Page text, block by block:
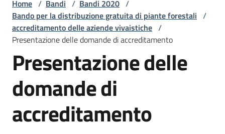
Novità
Atti
Home / Bandi / Bandi 2020 /
Bando per la distribuzione gratuita di piante forestali /
accreditamento delle aziende vivaistiche /
Presentazione delle domande di accreditamento
Presentazione delle
domande di
accreditamento